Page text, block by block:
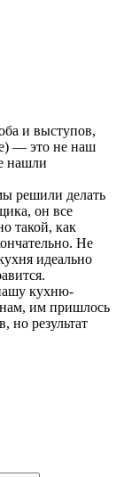
и выступов,
— это не наш
нашли
решили делать
он все
такой, как
Не
идеально
кухню-
им пришлось
но результат